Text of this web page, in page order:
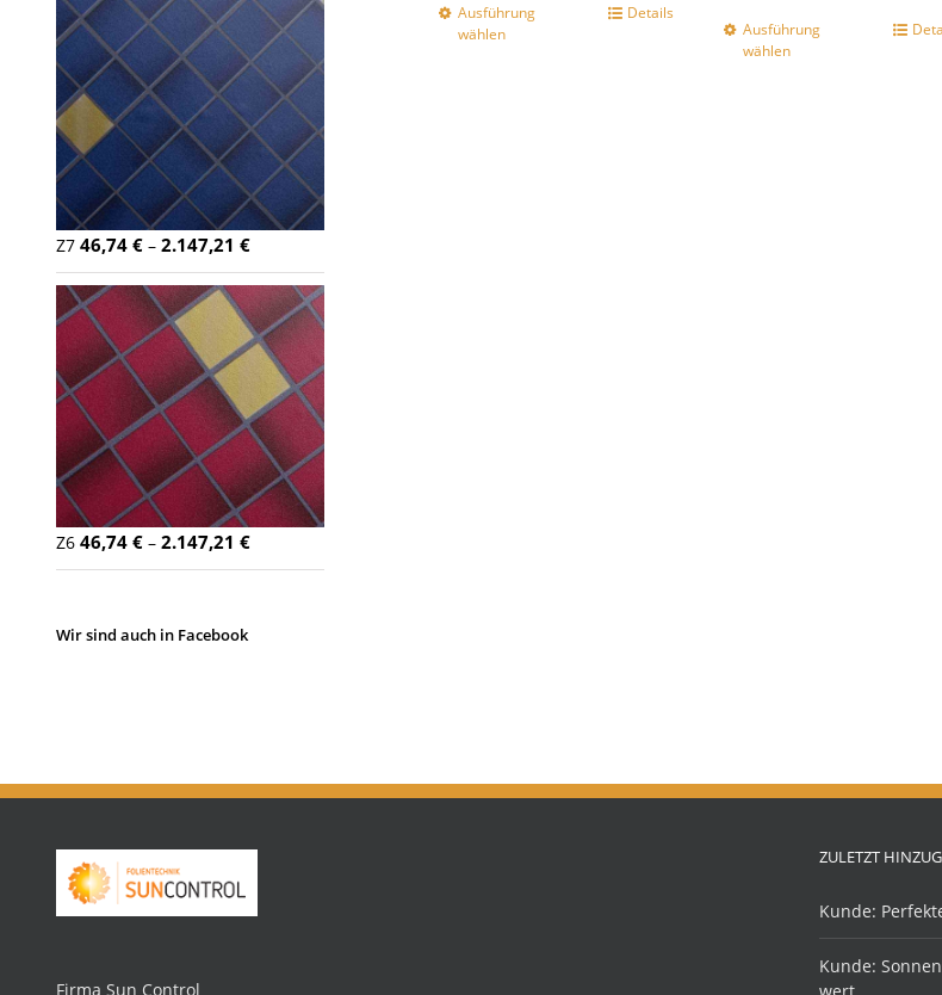
Ausführung
wählen
Details
Ausführung
wählen
Z7 46,74 € – 2.147,21 €
Z6 46,74 € – 2.147,21 €
Wir sind auch in Facebook
Firma Sun Control
ZULETZT
Kunde:
Kunde:
wert